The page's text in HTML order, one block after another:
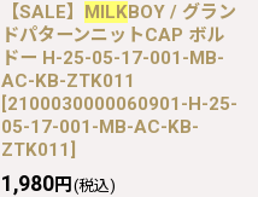
【SALE】 MILKBOY / グラン
ドパターンニットCAP ボル
ドー H-25-05-17-001-MB-
AC-KB-ZTK011
[2100030000060901-H-25-
05-17-001-MB-AC-KB-
ZTK011 ]
1,980円 (税込)